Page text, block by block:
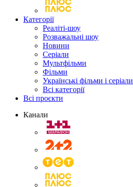
Категорії
Реаліті-шоу
Розважальні шоу
Новини
Серіали
Мультфільми
Фільми
Українські фільми і серіали
Всі категорії
Всі проєкти
Канали